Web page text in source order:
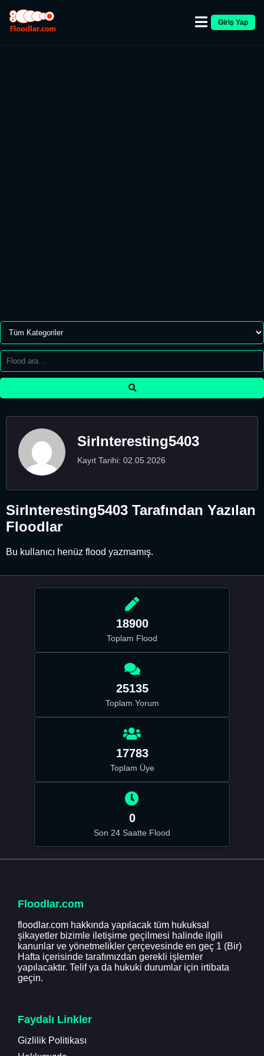
Giriş Yap
SirInteresting5403
Kayıt Tarihi: 02.05.2026
SirInteresting5403 Tarafından Yazılan
Floodlar
Bu kullanıcı henüz flood yazmamış.
18900
Toplam Flood
25135
Toplam Yorum
17783
Toplam Üye
0
Son 24 Saatte Flood
Floodlar.com
floodlar.com hakkında yapılacak tüm hukuksal
şikayetler bizimle iletişime geçilmesi halinde ilgili
kanunlar ve yönetmelikler çerçevesinde en geç 1 (Bir)
Hafta içerisinde tarafımızdan gerekli işlemler
yapılacaktır. Telif ya da hukuki durumlar için irtibata
geçin.
Faydalı Linkler
Gizlilik Politikası